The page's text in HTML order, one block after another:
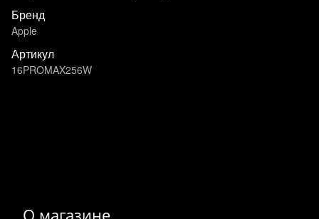
Бренд
Apple
Артикул
16PROMAX256W